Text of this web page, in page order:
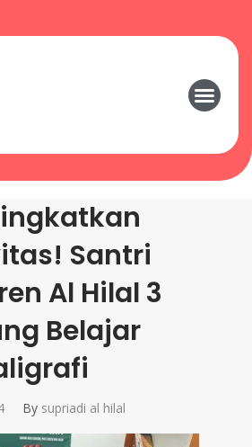
Santri
Al Hilal 3
Belajar
By supriadi al hilal